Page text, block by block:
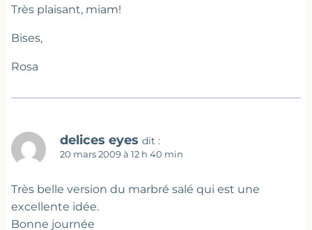
Très plaisant, miam!
Bises,
Rosa
delices eyes dit :
20 mars 2009 à 12 h 40 min
Très belle version du marbré salé qui est une
excellente idée.
Bonne journée